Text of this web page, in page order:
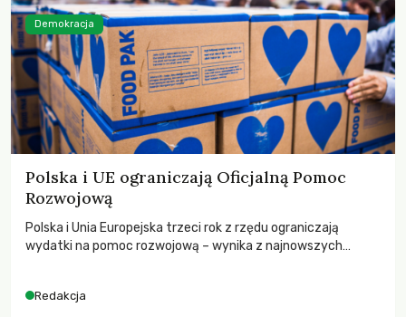
Polska i UE ograniczają Oficjalną Pomoc
Rozwojową
Polska i Unia Europejska trzeci rok z rzędu ograniczają
wydatki na pomoc rozwojową – wynika z najnowszych
odnotowano największe tąpnięcie ODA w historii. Jakie będą
Redakcja
Demokracja